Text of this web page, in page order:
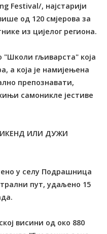
Festival/, најстарији
од 120 смјерова за
из цијелог региона.
"Школи гљиварста" која
а која је намијењена
препознавати,
самоникле јестиве
ИЛИ ДУЖИ
у селу Подрашница
пут, удаљено 15
висини од око 880